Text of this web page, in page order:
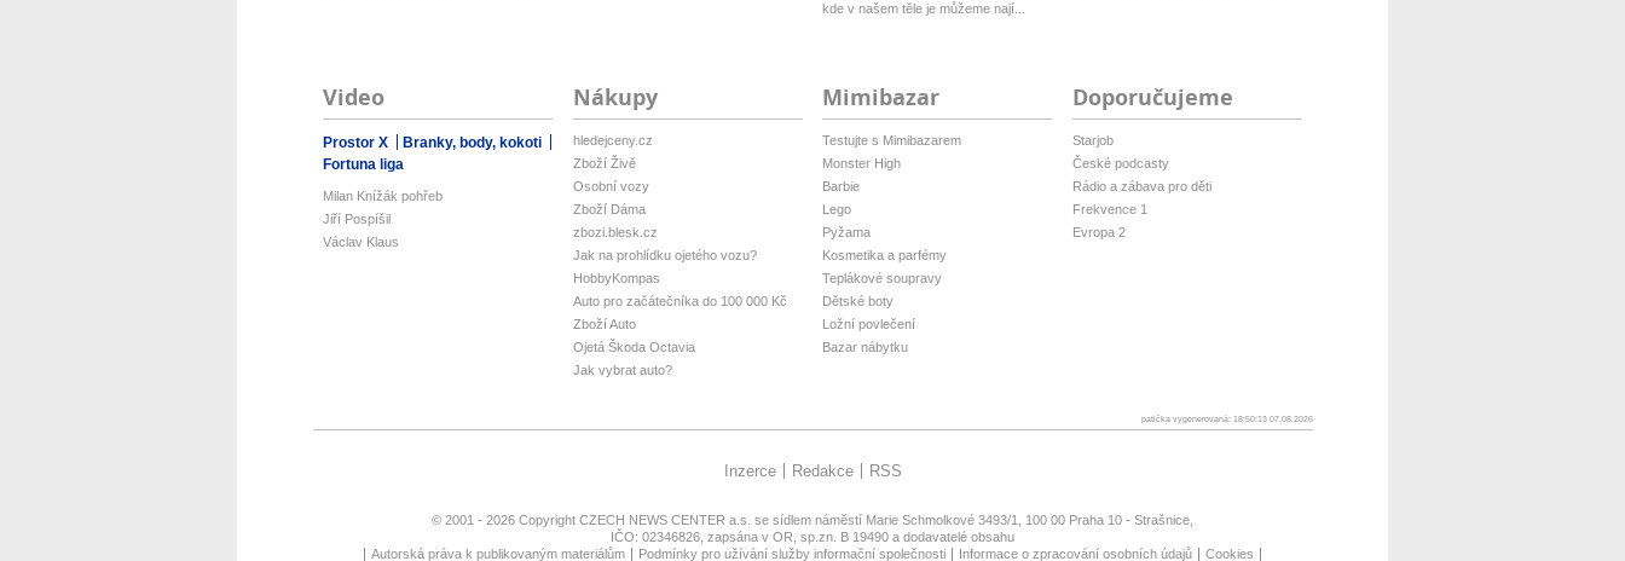
kde v našem těle je můžeme nají...
Video
Prostor X
Branky, body, kokoti
Fortuna liga
Milan Knížák pohřeb
Jiří Pospíšil
Václav Klaus
Nákupy
hledejceny.cz
Zboží Živě
Osobní vozy
Zboží Dáma
zbozi.blesk.cz
Jak na prohlídku ojetého vozu?
HobbyKompas
Auto pro začátečníka do 100 000 Kč
Zboží Auto
Ojetá Škoda Octavia
Jak vybrat auto?
Mimibazar
Testujte s Mimibazarem
Monster High
Barbie
Lego
Pyžama
Kosmetika a parfémy
Teplákové soupravy
Dětské boty
Ložní povlečení
Bazar nábytku
Doporučujeme
Starjob
České podcasty
Rádio a zábava pro děti
Frekvence 1
Evropa 2
patička vygenerovaná: 18:50:13 07.08.2026
Inzerce Redakce RSS
© 2001 - 2026 Copyright CZECH NEWS CENTER a.s. se sídlem náměstí Marie Schmolkové 3493/1, 100 00 Praha 10 - Strašnice,
IČO: 02346826, zapsána v OR, sp.zn. B 19490 a dodavatelé obsahu
Autorská práva k publikovaným materiálům
Podmínky pro užívání služby informační společnosti Informace o zpracování osobních údajů Cookies